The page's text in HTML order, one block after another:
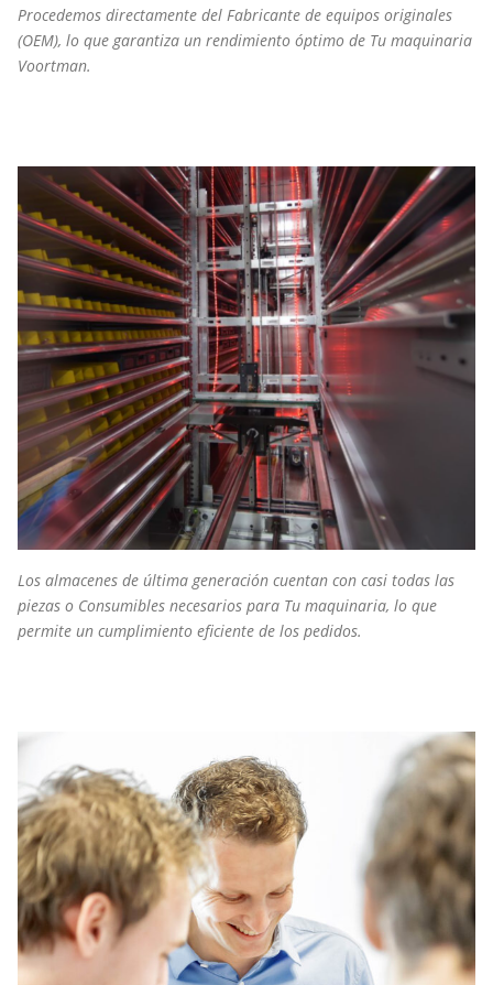
Procedemos directamente del Fabricante de equipos originales
(OEM), lo que garantiza un rendimiento óptimo de Tu maquinaria
Voortman.
Los almacenes de última generación cuentan con casi todas las
piezas o Consumibles necesarios para Tu maquinaria, lo que
permite un cumplimiento eficiente de los pedidos.